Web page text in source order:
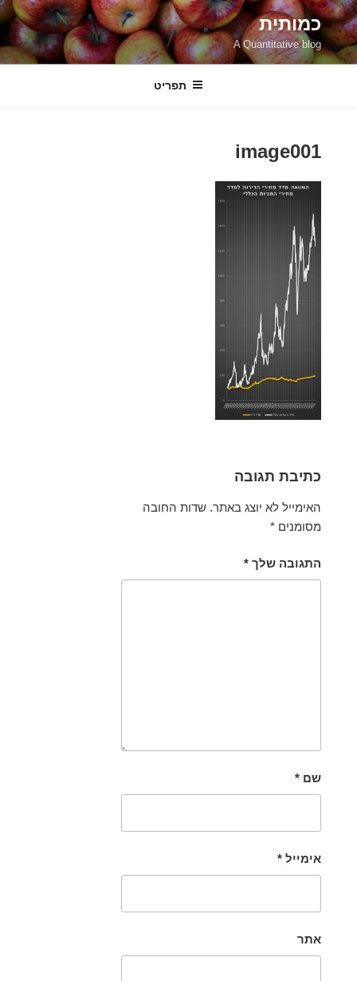
דילוג
לתוכן
כמותית
A Quantitative blog
תפריט
image001
כתיבת תגובה
האימייל לא יוצג באתר. שדות החובה
מסומנים *
התגובה שלך *
שם *
אימייל *
אתר